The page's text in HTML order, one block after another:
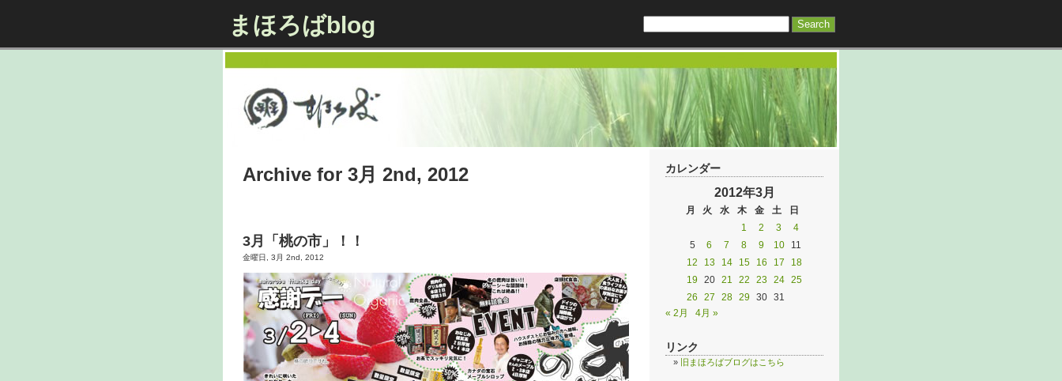
まほろばblog
Archive for 3月 2nd, 2012
3月「桃の市」！！
金曜日, 3月 2nd, 2012
カレンダー
2012年3月
月 火 水 木 金 土
日
1
2 3
4
5
6 7 8 9 10
11
12
13 14 15 16 17
18
19 20 21 22 23 24
25
26
27 28 29 30
31
« 2月
4月 »
リンク
旧まほろばブログはこちら